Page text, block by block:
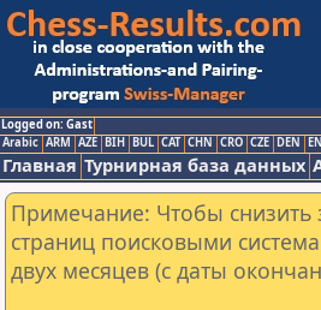
Logged on: Gast
Arabic ARM AZE BIH BUL CAT CHN CRO CZE DEN
Главная Турнирная база данных
Примечание: Чтобы снизить
страниц поисковыми
двух месяцев (с даты